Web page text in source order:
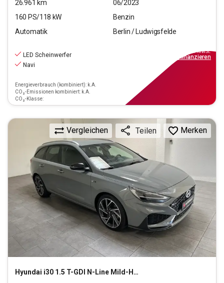
26.961 km
06/2023
160 PS/118 kW
Benzin
Automatik
Berlin / Ludwigsfelde
LED Scheinwerfer
Navi
Energieverbrauch (kombiniert): k.A.
CO₂-Emissionen kombiniert: k.A.
CO₂-Klasse:
inkl.MwSt.
finanzieren
Hyundai i30 1.5 T-GDI N-Line Mild-Hybrid
Vergleichen Teilen Merken